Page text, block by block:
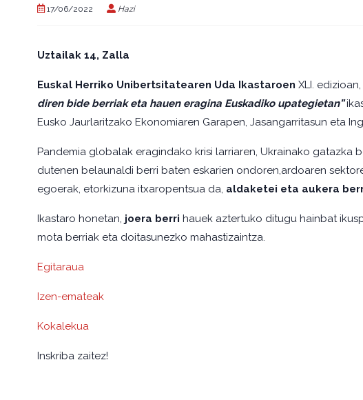
17/06/2022
Hazi
Uztailak 14, Zalla
Euskal Herriko Unibertsitatearen Uda Ikastaroen XLI.
diren bide berriak eta hauen eragina Euskadiko upategietan”
Eusko Jaurlaritzako Ekonomiaren Garapen, Jasangarritasun eta
Pandemia globalak eragindako krisi larriaren, Ukrainako gatazka
dutenen belaunaldi berri baten eskarien ondoren,ardoaren
egoerak, etorkizuna itxaropentsua da, aldaketei eta aukera
Ikastaro honetan, joera berri hauek aztertuko ditugu hainbat
mota berriak eta doitasunezko mahastizaintza.
Egitaraua
Izen-emateak
Kokalekua
Inskriba zaitez!